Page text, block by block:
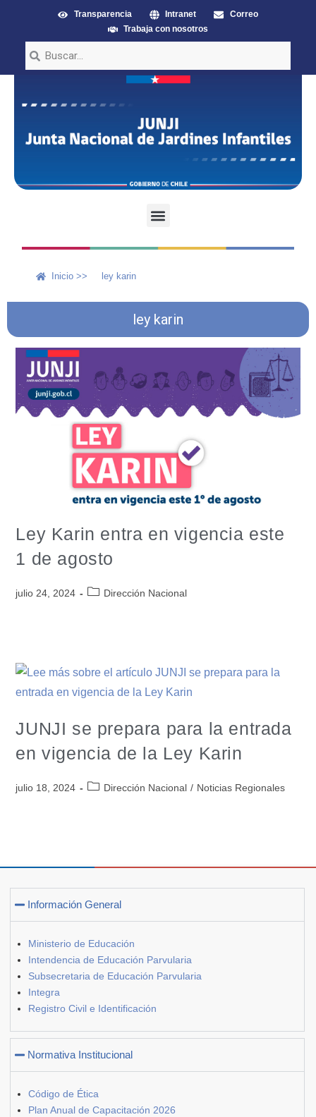
Transparencia Intranet
Correo
Trabaja con nosotros
Inicio >> ley karin
ley karin
Ley Karin entra en vigencia este
1 de agosto
julio 24, 2024 Dirección Nacional
JUNJI se prepara para la entrada
en vigencia de la Ley Karin
julio 18, 2024 Dirección Nacional / Noticias Regionales
Información General
Ministerio de Educación
Intendencia de Educación Parvularia
Subsecretaria de Educación Parvularia
Integra
Registro Civil e Identificación
Normativa Institucional
Código de Ética
Plan Anual de Capacitación 2026